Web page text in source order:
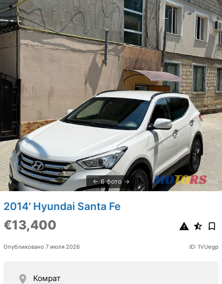
6 фото
2014' Hyundai Santa Fe
€13,400
Опубликовано 7 июля 2026 ID: 1VUegp
Комрат